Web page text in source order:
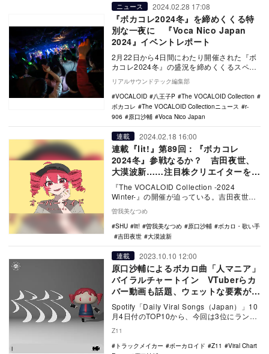
ニュース 2024.02.28 17:08
『ボカコレ2024冬』を締めくくる特
別な一夜に 『Voca Nico Japan
2024』イベントレポート
2月22日から4日間にわたり開催された『ボ
カコレ2024冬』の盛況を締めくくるスペシ
ャルイベント『Voca Nico Japan…
リアルサウンドテック編集部
VOCALOID
八王子P
The VOCALOID Collection
ボカコレ
The VOCALOID Collectionニュース
r-
906
原口沙輔 Voca Nico Japan
連載 2024.02.18 16:00
連載『lit!』第89回：『ボカコレ
2024冬』参戦なるか？ 吉田夜世、
大漠波新……注目株クリエイターをピ
ックアップ
『The VOCALOID Collection -2024
Winter-』の開催が迫っている。吉田夜世、
大漠波新、原口沙輔、…
曽我美なつめ
SHU
lit! 曽我美なつめ 原口沙輔
ボカロ・歌い手
吉田夜世
大漠波新
連載 2023.10.10 12:00
原口沙輔によるボカロ曲「人マニア」
バイラルチャートイン VTuberらカ
バー動画も話題、ウェットな要素が楽
曲に奥行き
Spotify「Daily Viral Songs（Japan）」10
月4日付のTOP10から、今回は3位にランク
Z11
トラックメイカー
ボーカロイド Z11
Viral Chart